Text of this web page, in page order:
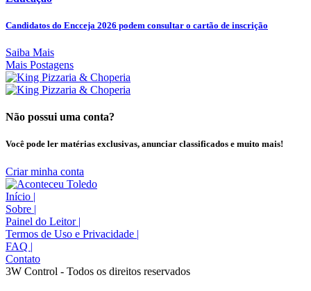
Candidatos do Encceja 2026 podem consultar o cartão de inscrição
Saiba Mais
Mais Postagens
Não possui uma conta?
Você pode ler matérias exclusivas, anunciar classificados e muito mais!
Criar minha conta
Início |
Sobre |
Painel do Leitor |
Termos de Uso e Privacidade |
FAQ |
Contato
3W Control - Todos os direitos reservados